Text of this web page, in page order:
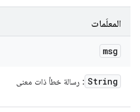
المعلَمات
msg
String : رسالة خطأ ذات معنى